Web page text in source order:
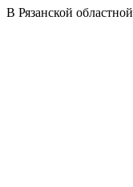
В Рязанской